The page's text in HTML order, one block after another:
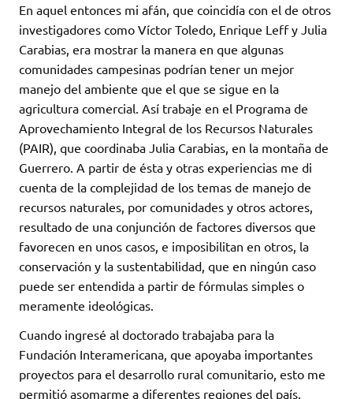
En aquel entonces mi afán, que coincidía con el de otros
investigadores como Víctor Toledo, Enrique Leff y Julia
Carabias, era mostrar la manera en que algunas
comunidades campesinas podrían tener un mejor
manejo del ambiente que el que se sigue en la
agricultura comercial. Así trabaje en el Programa de
Aprovechamiento Integral de los Recursos Naturales
(PAIR), que coordinaba Julia Carabias, en la montaña de
Guerrero. A partir de ésta y otras experiencias me di
cuenta de la complejidad de los temas de manejo de
recursos naturales, por comunidades y otros actores,
resultado de una conjunción de factores diversos que
favorecen en unos casos, e imposibilitan en otros, la
conservación y la sustentabilidad, que en ningún caso
puede ser entendida a partir de fórmulas simples o
meramente ideológicas.
Cuando ingresé al doctorado trabajaba para la
Fundación Interamericana, que apoyaba importantes
proyectos para el desarrollo rural comunitario, esto me
permitió asomarme a diferentes regiones del país,